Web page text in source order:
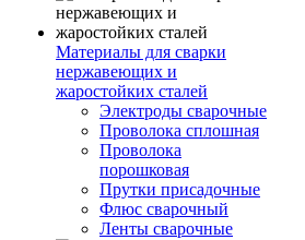
Материалы для сварки
нержавеющих и
жаростойких сталей
Электроды сварочные
Проволока сплошная
Проволока
порошковая
Прутки присадочные
Флюс сварочный
Ленты сварочные